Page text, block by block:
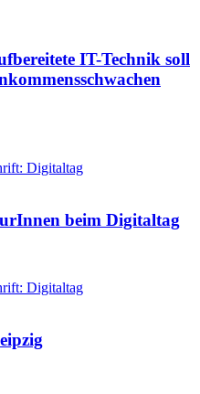
IT-Technik soll
beim Digitaltag